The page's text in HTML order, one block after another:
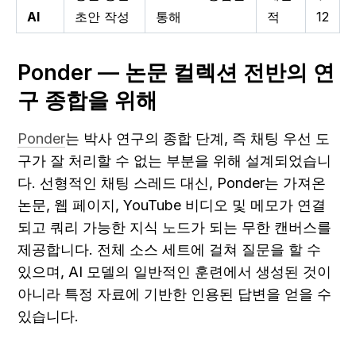
AI
초안 작성
통해
적
12
Ponder — 논문 컬렉션 전반의 연
구 종합을 위해
Ponder는 박사 연구의 종합 단계, 즉 채팅 우선 도
구가 잘 처리할 수 없는 부분을 위해 설계되었습니
다. 선형적인 채팅 스레드 대신, Ponder는 가져온
논문, 웹 페이지, YouTube 비디오 및 메모가 연결
되고 쿼리 가능한 지식 노드가 되는 무한 캔버스를
제공합니다. 전체 소스 세트에 걸쳐 질문을 할 수
있으며, AI 모델의 일반적인 훈련에서 생성된 것이
아니라 특정 자료에 기반한 인용된 답변을 얻을 수
있습니다.